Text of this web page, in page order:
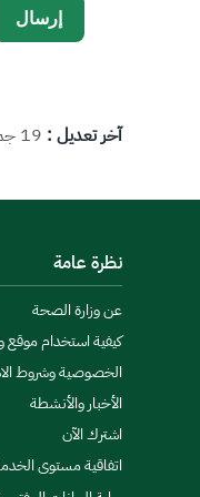
آخر تعديل : 19 جمادى الثانية 1436 هـ 03:34 م
نظرة عامة
عن وزارة الصحة
كيفية استخدام موقع
الخصوصية وشروط
الأخبار والأنشطة
اشترك الآن
اتفاقية مستوى